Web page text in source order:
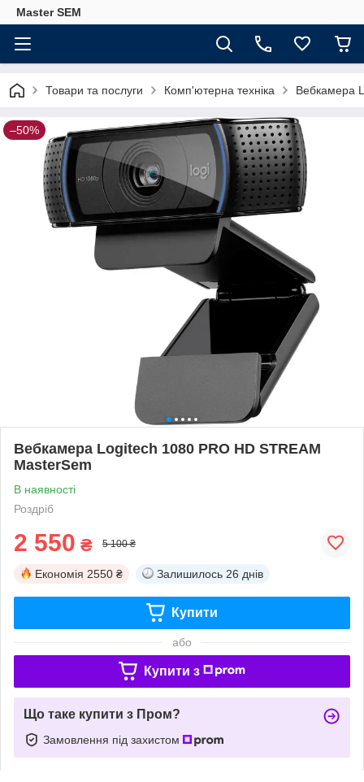
Master SEM
Товари та послуги Комп'ютерна техніка Вебкамера
–50%
Вебкамера Logitech 1080 PRO HD STREAM
MasterSem
В наявності
Роздріб
2 550 ₴ 5 100 ₴
Економія 2550 ₴ Залишилось 26 днів
Купити
або
Купити з
Що таке купити з Пром?
Замовлення під захистом